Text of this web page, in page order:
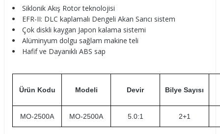
Siklonik Akış Rotor teknolojisi
EFR-II: DLC kaplamalı Dengeli Akan Sarıcı sistem
Çok diskli kaygan Japon kalama sistemi
Alüminyum dolgu sağlam makine teli
Hafif ve Dayanıklı ABS sap
Ürün Kodu Modeli Devir Bilye Sayısı
MO-2500A MO-2500A 5.0:1 2+1